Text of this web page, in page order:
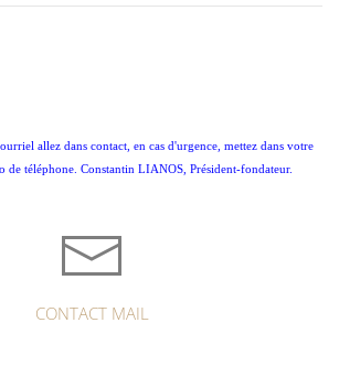
allez dans contact, en cas d'urgence, mettez dans votre
de téléphone. Constantin LIANOS, Président-fondateur.
CONTACT MAIL